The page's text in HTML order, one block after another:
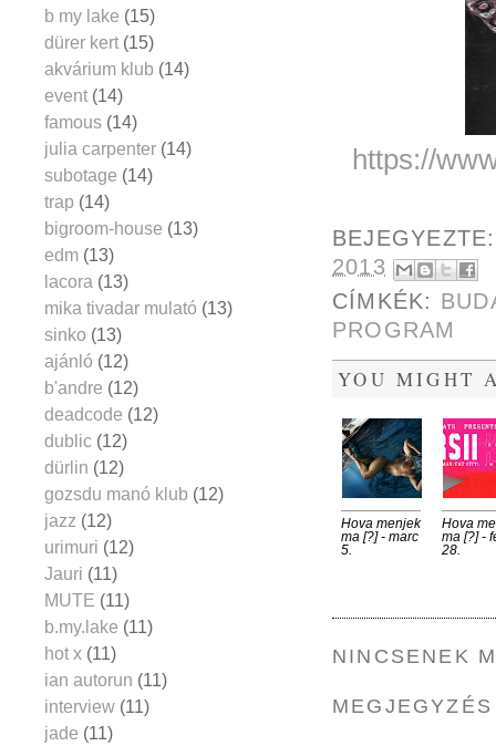
https://
2013
CÍMKÉK:
PROGRAM
YOU MIGHT
Hova menjek
ma [?] - marc
5.
Hova
ma [?] -
28.
NINCSENEK
b my lake (15)
dürer kert (15)
akvárium klub (14)
event (14)
famous (14)
julia carpenter (14)
subotage (14)
trap (14)
bigroom-house (13)
edm (13)
lacora (13)
mika tivadar mulató (13)
sinko (13)
ajánló (12)
b'andre (12)
deadcode (12)
dublic (12)
dürlin (12)
gozsdu manó klub (12)
jazz (12)
urimuri (12)
Jauri (11)
MUTE (11)
b.my.lake (11)
hot x (11)
ian autorun (11)
interview (11)
jade (11)